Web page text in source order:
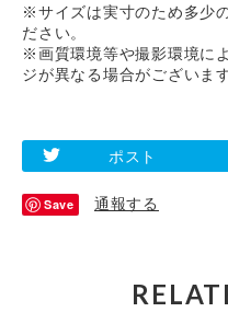
※サイズは実寸のため多少
ださい。
※画質環境等や撮影環境に
ジが異なる場合がございます
ポスト
Save 通報する